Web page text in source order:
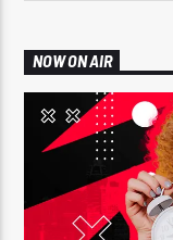
NOW ON AIR